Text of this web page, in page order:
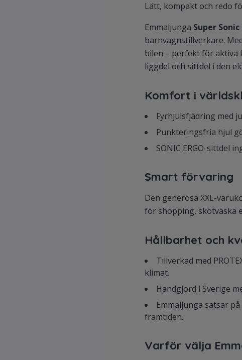
Lätt, kompakt och redo
Emmaljunga Super
barnvagnstillverkare.
bilen – perfekt för aktiva
liggdel och sittdel i den
Komfort i
Fyrhjulsfjädring med
Punkteringsfria hjul
SONIC ERGO-sittdel
Smart förvaring
Den generösa XXL-
för shopping, skötväska
Hållbarhet och
Tillverkad med
klimat.
Handgjord i Sverige
Emmaljunga satsar
framtiden.
Varför välja